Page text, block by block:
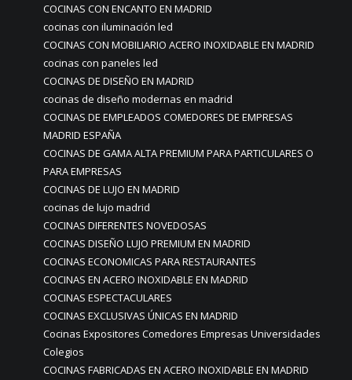
COCINAS CON ENCANTO EN MADRID
cocinas con iluminación led
COCINAS CON MOBILIARIO ACERO INOXIDABLE EN MADRID
cocinas con paneles led
COCINAS DE DISEÑO EN MADRID
cocinas de diseño modernas en madrid
COCINAS DE EMPLEADOS COMEDORES DE EMPRESAS
MADRID ESPAÑA
COCINAS DE GAMA ALTA PREMIUM PARA PARTICULARES O
PARA EMPRESAS
COCINAS DE LUJO EN MADRID
cocinas de lujo madrid
COCINAS DIFERENTES NOVEDOSAS
COCINAS DISEÑO LUJO PREMIUM EN MADRID
COCINAS ECONOMICAS PARA RESTAURANTES
COCINAS EN ACERO INOXIDABLE EN MADRID
COCINAS ESPECTACULARES
COCINAS EXCLUSIVAS ÚNICAS EN MADRID
Cocinas Expositores Comedores Empresas Universidades
Colegios
COCINAS FABRICADAS EN ACERO INOXIDABLE EN MADRID